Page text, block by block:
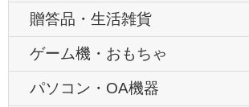
贈答品・生活雑貨
ゲーム機・おもちゃ
パソコン・OA機器